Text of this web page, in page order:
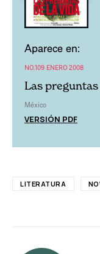
Aparece en:
NO.109 ENERO 2008
Las
México
VERSIÓN PDF
LITERATURA